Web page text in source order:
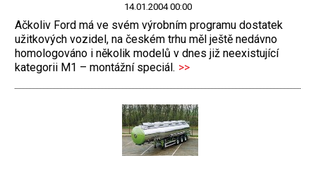
14.01.2004 00:00
Ačkoliv Ford má ve svém výrobním programu dostatek
užitkových vozidel, na českém trhu měl ještě nedávno
homologováno i několik modelů v dnes již neexistující
kategorii M1 – montážní speciál. >>